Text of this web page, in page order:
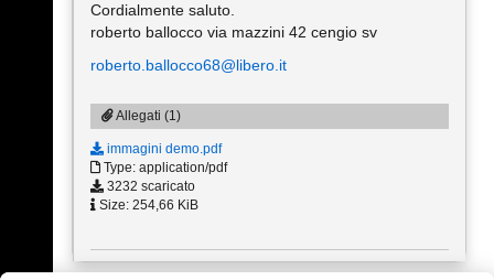
Cordialmente saluto.
roberto ballocco via mazzini 42 cengio sv
roberto.ballocco68@libero.it
Allegati (1)
immagini demo.pdf
Type: application/pdf
3232 scaricato
Size: 254,66 KiB